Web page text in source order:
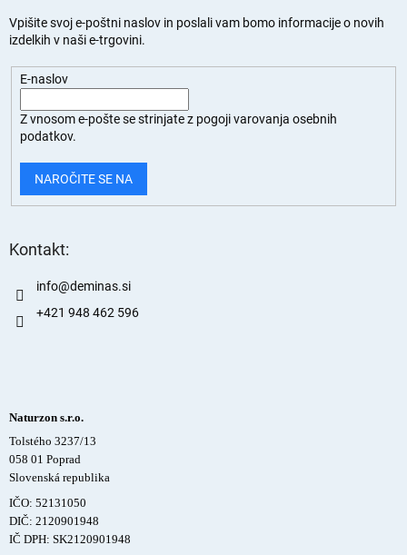
Vpišite svoj e-poštni naslov in poslali vam bomo informacije o novih
izdelkih v naši e-trgovini.
E-naslov
Z vnosom e-pošte se strinjate z pogoji varovanja osebnih
podatkov.
NAROČITE SE NA
Kontakt:
info@deminas.si
+421 948 462 596
Naturzon s.r.o.
Tolstého 3237/13
058 01 Poprad
Slovenská republika
IČO: 52131050
DIČ: 2120901948
IČ DPH: SK2120901948